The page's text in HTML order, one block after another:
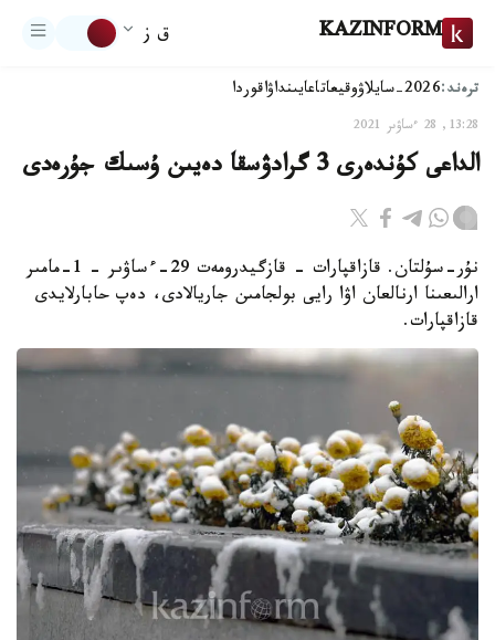
KAZINFORM ق ز
ترەند:2026-سايلاۋ وقيعاتاعايىنداۋاقوردا
13:28, 28 ءساۋىر 2021
الداعى كۇندەرى 3 گرادۋسقا دەيىن ۇسىك جۇرەدى
نۇر-سۇلتان. قازاقپارات - قازگيدرومەت 29-ءساۋىر – 1-مامىر
ارالىعىنا ارنالعان اۋا رايى بولجامىن جاريالادى، دەپ حابارلايدى
قازاقپارات.